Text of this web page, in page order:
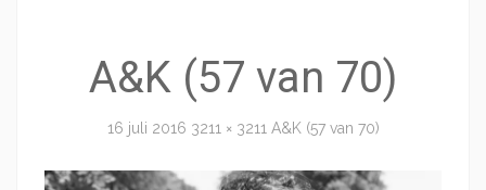
A&K (57 van 70)
16 juli 2016 3211 × 3211 A&K (57 van 70)